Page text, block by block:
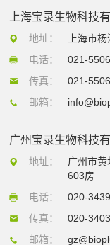
上海宝录生物科技
地址：
上海市
电话：
021-
传真：
021-
邮箱：
广州宝录生物科技
地址：
广州市
603房
电话：
020-
传真：
020-
邮箱：